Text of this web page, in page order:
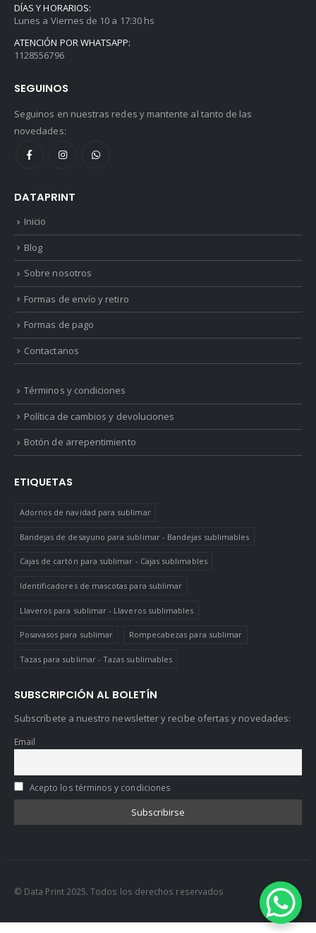
DÍAS Y HORARIOS:
Lunes a Viernes de 10 a 17:30 hs
ATENCIÓN POR WHATSAPP:
1128556796
SEGUINOS
Seguinos en nuestras redes y mantente al tanto de las
novedades:
DATAPRINT
Inicio
Blog
Sobre nosotros
Formas de envío y retiro
Formas de pago
Contactanos
Términos y condiciones
Política de cambios y devoluciones
Botón de arrepentimiento
ETIQUETAS
Adornos de navidad para sublimar
Bandejas de desayuno para sublimar - Bandejas sublimables
Cajas de cartón para sublimar - Cajas sublimables
Identificadores de mascotas para sublimar
Llaveros para sublimar - Llaveros sublimables
Posavasos para sublimar Rompecabezas para sublimar
Tazas para sublimar - Tazas sublimables
SUBSCRIPCIÓN AL BOLETÍN
Subscríbete a nuestro newsletter y recibe ofertas y novedades:
Email
Acepto los términos y condiciones
© Data Print 2025. Todos los derechos reservados